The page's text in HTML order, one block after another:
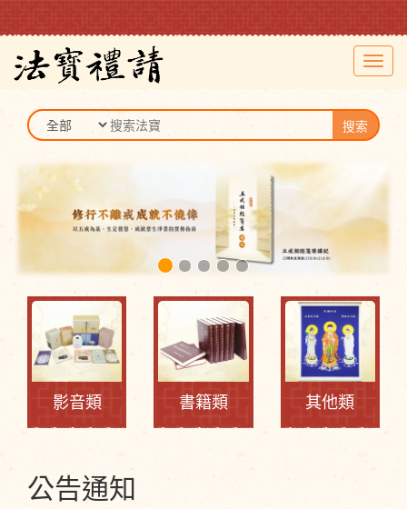
搜索
影音類 書籍類 其他類
公告通知